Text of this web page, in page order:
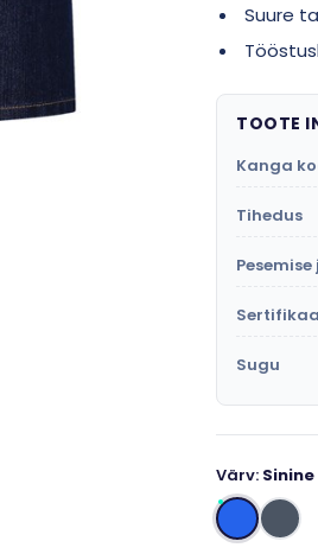
Suure
TOOTE
Kanga
Tihedus
Sugu
Värv: Sinine